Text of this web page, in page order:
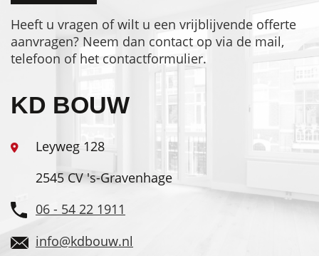
Heeft u vragen of wilt u een vrijblijvende offerte
aanvragen? Neem dan contact op via de mail,
telefoon of het contactformulier.
KD BOUW
Leyweg 128
2545 CV 's-Gravenhage
06 - 54 22 1911
info@kdbouw.nl